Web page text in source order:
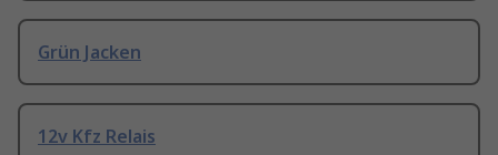
Grün Jacken
12v Kfz Relais